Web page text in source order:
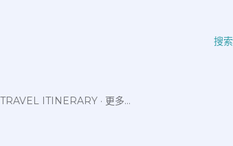
搜索
ITINERARY 更多…